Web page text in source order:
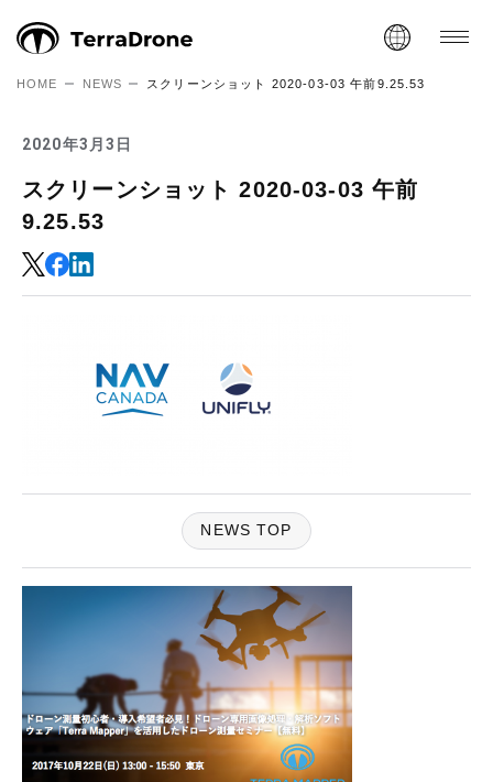
HOME NEWS スクリーンショット 2020-03-03 午前9.25.53
2020年3月3日
スクリーンショット 2020-03-03 午前
9.25.53
NEWS TOP